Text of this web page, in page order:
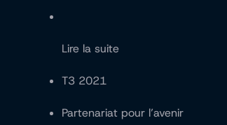
Lire la suite
T3 2021
Partenariat pour l’avenir